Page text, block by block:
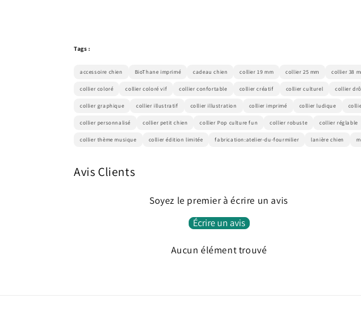
Tags :
accessoire chien BioThane imprimé cadeau chien collier 19 mm collier 25 mm collier 38
collier coloré collier coloré vif collier confortable collier créatif collier culturel collier
collier graphique collier illustratif collier illustration collier imprimé collier ludique
collier personnalisé collier petit chien collier Pop culture fun collier robuste collier réglable
collier thème musique collier édition limitée fabrication:atelier-du-fourmilier lanière chien
Avis Clients
Soyez le premier à écrire un avis
Écrire un avis
Aucun élément trouvé